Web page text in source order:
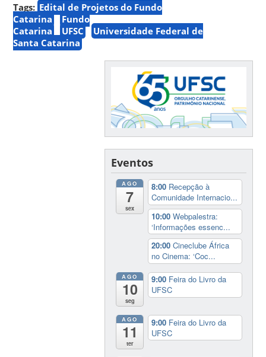
Tags: Edital de Projetos do Fundo
Catarina
Fundo
Catarina
UFSC
Universidade Federal de
Santa Catarina
Eventos
AGO
7
sex
8:00 Recepção à
Comunidade Internacio...
10:00Webpalestra:
‘Informações essenc...
20:00Cineclube África
no Cinema: ‘Coc...
AGO
10
seg
9:00 Feira do Livro da
UFSC
AGO
11
ter
9:00 Feira do Livro da
UFSC